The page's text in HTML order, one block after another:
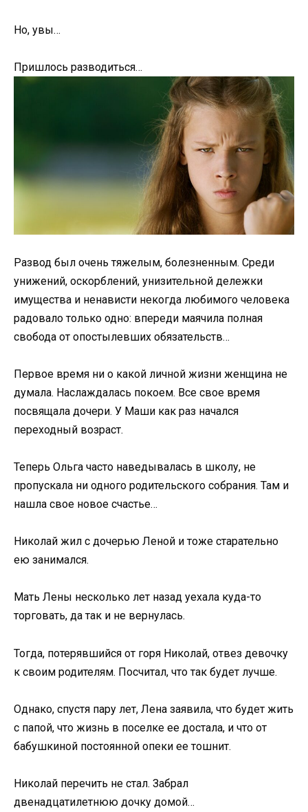
Но, увы…
Пришлось разводиться…
Развод был очень тяжелым, болезненным. Среди
унижений, оскорблений, унизительной дележки
имущества и ненависти некогда любимого человека
радовало только одно: впереди маячила полная
свобода от опостылевших обязательств…
Первое время ни о какой личной жизни женщина не
думала. Наслаждалась покоем. Все свое время
посвящала дочери. У Маши как раз начался
переходный возраст.
Теперь Ольга часто наведывалась в школу, не
пропускала ни одного родительского собрания. Там и
нашла свое новое счастье…
Николай жил с дочерью Леной и тоже старательно
ею занимался.
Мать Лены несколько лет назад уехала куда-то
торговать, да так и не вернулась.
Тогда, потерявшийся от горя Николай, отвез девочку
к своим родителям. Посчитал, что так будет лучше.
Однако, спустя пару лет, Лена заявила, что будет жить
с папой, что жизнь в поселке ее достала, и что от
бабушкиной постоянной опеки ее тошнит.
Николай перечить не стал. Забрал
двенадцатилетнюю дочку домой…